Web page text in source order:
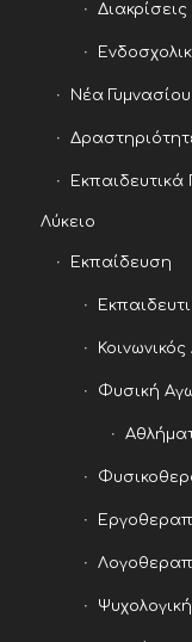
Νέα Γυμνασίου
Λύκειο
Εκπαίδευση
Φυσική